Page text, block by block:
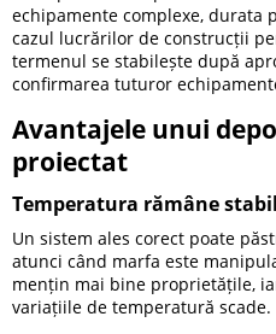
echipamente complexe, durata
cazul lucrărilor de construcții
termenul se stabilește după
confirmarea tuturor
Avantajele unui
proiectat
Temperatura rămâne
Un sistem ales corect poate
atunci când marfa este
mențin mai bine proprietățile,
variațiile de temperatură scade.